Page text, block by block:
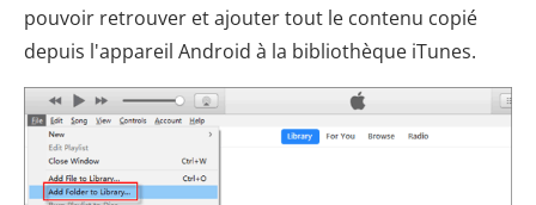
pouvoir retrouver et ajouter tout le contenu copié
depuis l'appareil Android à la bibliothèque iTunes.